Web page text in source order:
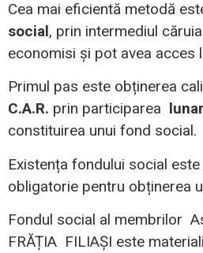
Cea mai eficientă metodă
social, prin intermediul căruia
economisi și pot avea acces
Primul pas este obținerea
C.A.R. prin participarea lunar
constituirea unui fond social.
Existența fondului social
obligatorie pentru obținerea
Fondul social al membrilor
FRĂȚIA FILIAȘI este